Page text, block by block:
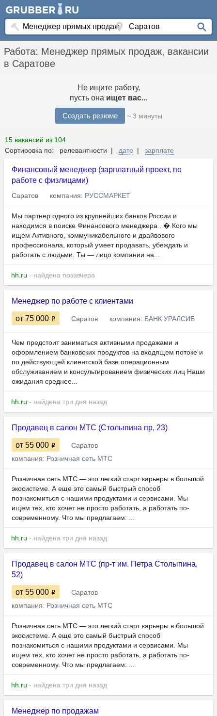
Работа: Менеджер прямых продаж, вакансии
в Саратове
Не ищите работу,
пусть она ищет вас...
Создать резюме ~ 3 минуты
15 вакансий из 104
Сортировка по: релевантности | дате | зарплате
Финансовый менеджер (зарплатный проект, по
работе с физлицами)
Саратов компания: РУССМАРКЕТ
Мы партнер одного из крупнейших банков России и
находимся в поиске Финансового менеджера . � Кого мы
ищем Активного, коммуникабельного и драйвового
профессионала, который умеет продавать, убеждать и
работать с людьми. Ты — лицо компании на...
hh.ru - найдена позавчера
Менеджер по работе с клиентами
от 75 000 Саратов компания: БАНК УРАЛСИБ
Чем предстоит заниматься активными продажами и
оформлением банковских продуктов на входящем потоке и
по действующей клиентской базе операционным
обслуживанием и консультированием физических лиц Наши
ожидания среднее...
hh.ru - найдена три дня назад
Продавец в салон МТС (Столыпина пр, 23)
от 55 000
Саратов
компания: Розничная сеть МТС
Розничная сеть МТС — это легкий старт карьеры в большой
экосистеме. А еще это самый быстрый способ
познакомиться с нашими продуктами и сервисами. Мы
ищем тех, кто хочет не просто работать, а работать по-
современному. Что мы предлагаем: ...
hh.ru - найдена три дня назад
Продавец в салон МТС (пр-т им. Петра Столыпина,
52)
от 55 000
Саратов
компания: Розничная сеть МТС
Розничная сеть МТС — это легкий старт карьеры в большой
экосистеме. А еще это самый быстрый способ
познакомиться с нашими продуктами и сервисами. Мы
ищем тех, кто хочет не просто работать, а работать по-
современному. Что мы предлагаем: ...
hh.ru - найдена три дня назад
Менеджер по продажам